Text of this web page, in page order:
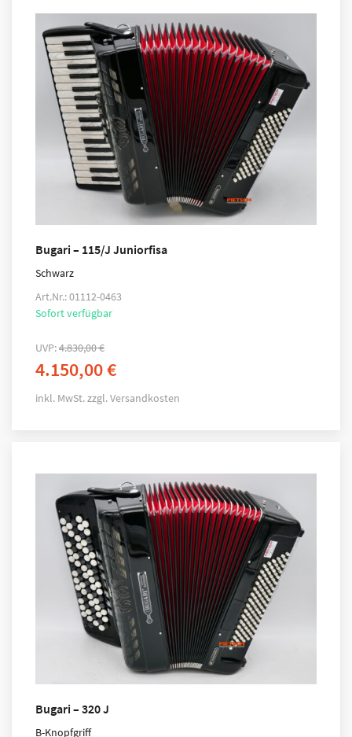
Bugari – 115/J Juniorfisa
Schwarz
Art.Nr.: 01112-0463
Sofort verfügbar
UVP:4.830,00€
4.150,00€
inkl. MwSt. zzgl.Versandkosten
Bugari – 320 J
B-Knopfgriff